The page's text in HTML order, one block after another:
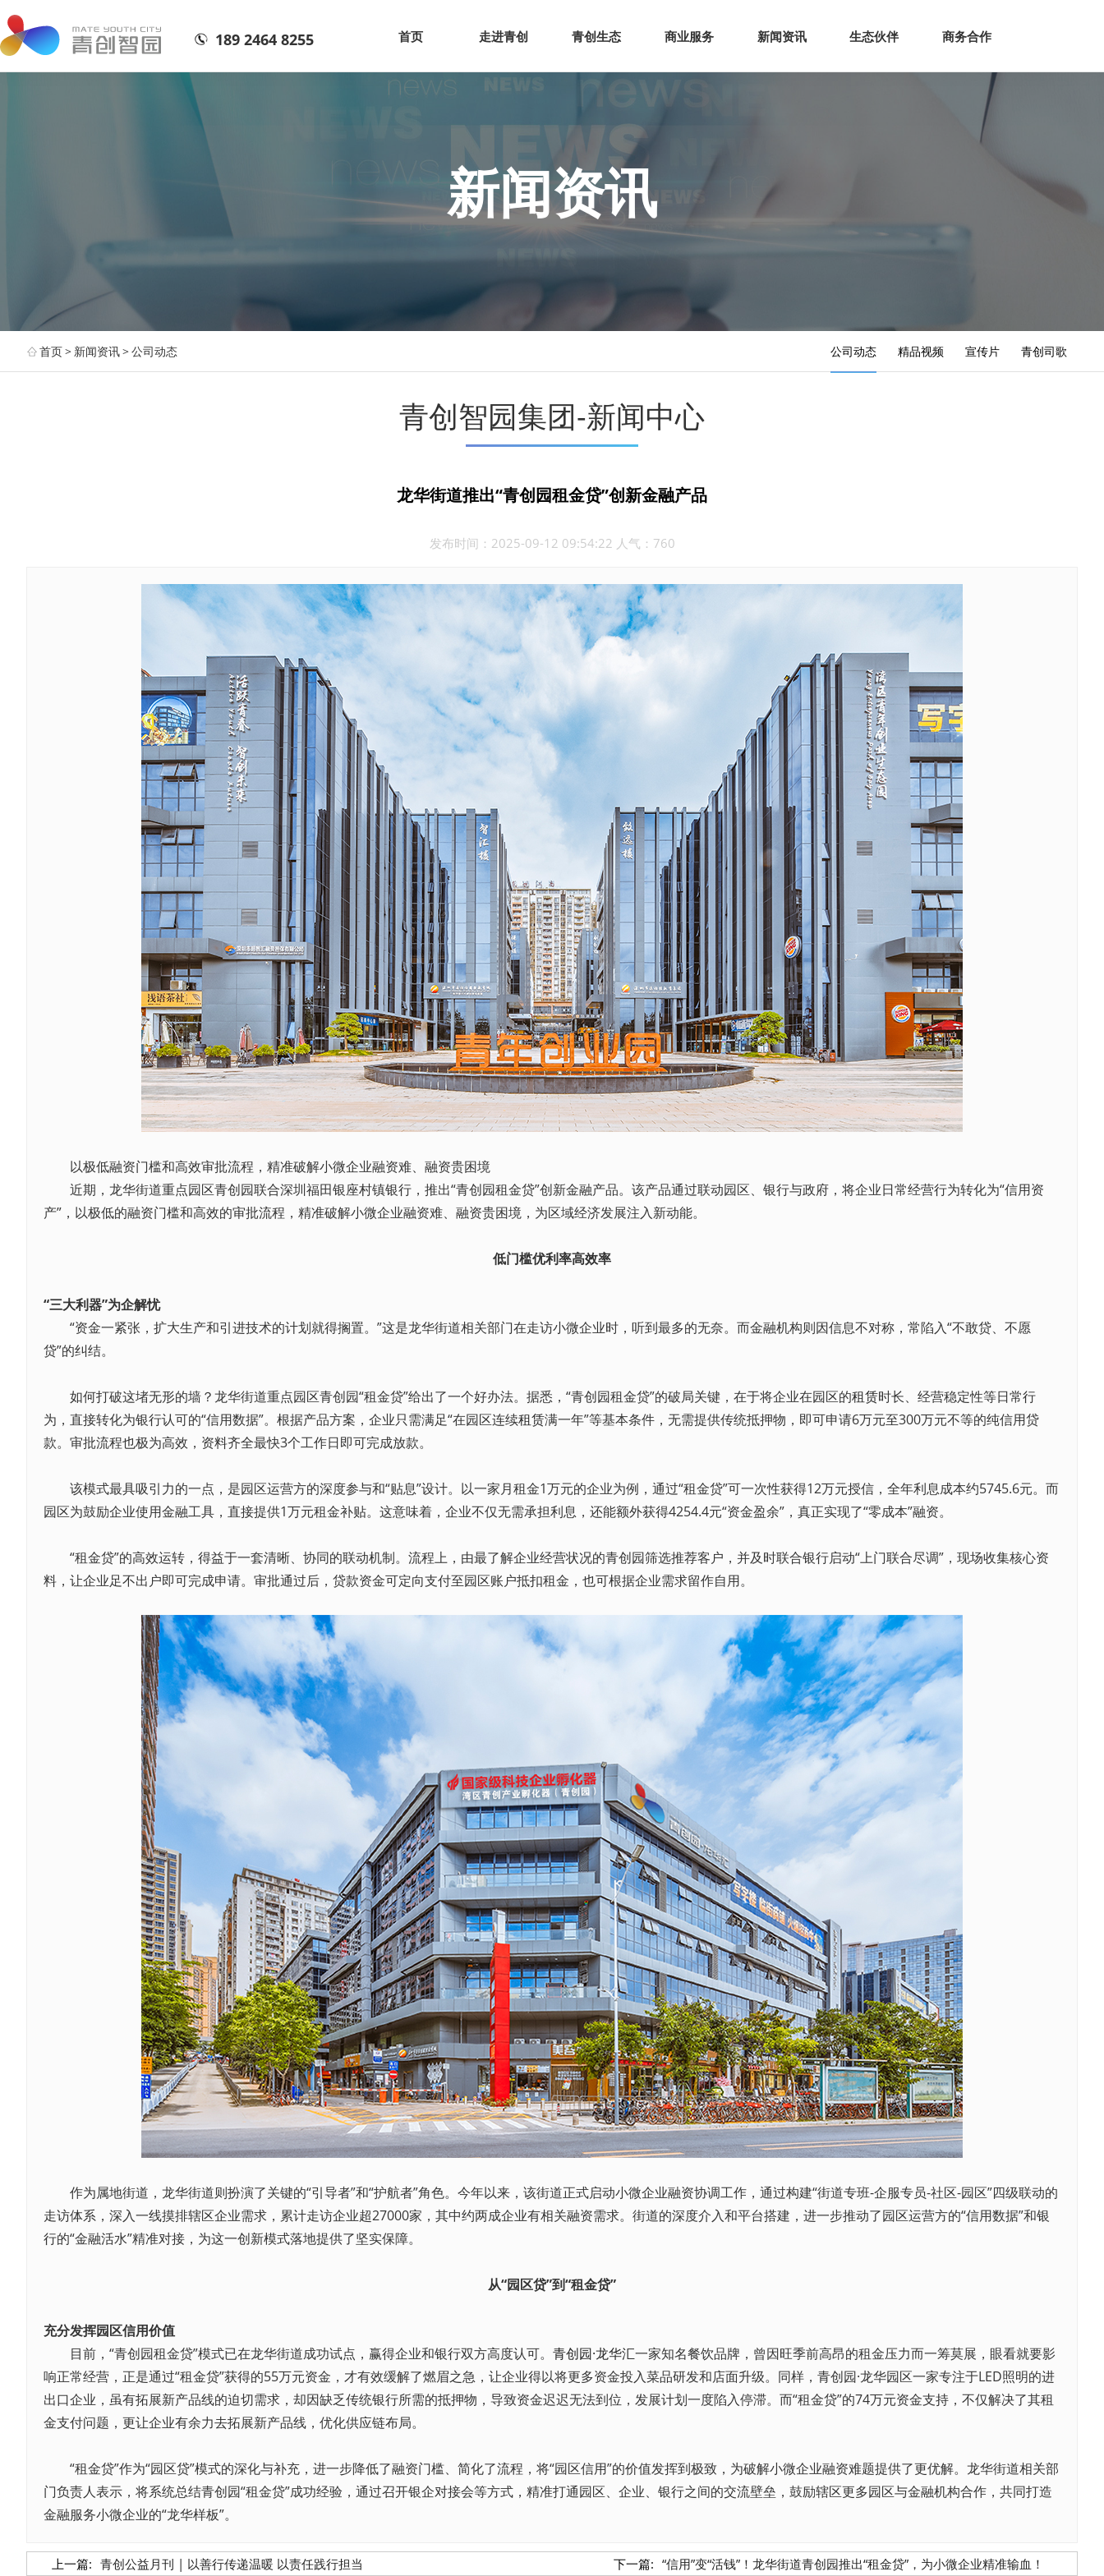
网站首页 走进青创 青创生态 商业服务 新闻资讯 生态伙伴
189 2464 8255 首页 走进青创 青创生态 商业服务 新闻资讯 生态伙伴 商务合作
新闻资讯
首页> 新闻资讯>公司动态 公司动态 精品视频 宣传片 青创司歌
青创智园集团-新闻中心
龙华街道推出“青创园租金贷”创新金融产品
发布时间：2025-09-12 09:54:22 人气：760
以极低融资门槛和高效审批流程，精准破解小微企业融资难、融资贵困境
近期，龙华街道重点园区青创园联合深圳福田银座村镇银行，推出“青创园租金贷”创新金融产品。该产品通过联动园区、银行与政府，将企业日常经营行为转化为“信用资
产”，以极低的融资门槛和高效的审批流程，精准破解小微企业融资难、融资贵困境，为区域经济发展注入新动能。
低门槛优利率高效率
“三大利器”为企解忧
“资金一紧张，扩大生产和引进技术的计划就得搁置。”这是龙华街道相关部门在走访小微企业时，听到最多的无奈。而金融机构则因信息不对称，常陷入“不敢贷、不愿
贷”的纠结。
如何打破这堵无形的墙？龙华街道重点园区青创园“租金贷”给出了一个好办法。据悉，“青创园租金贷”的破局关键，在于将企业在园区的租赁时长、经营稳定性等日常行
为，直接转化为银行认可的“信用数据”。根据产品方案，企业只需满足“在园区连续租赁满一年”等基本条件，无需提供传统抵押物，即可申请6万元至300万元不等的纯信用贷
款。审批流程也极为高效，资料齐全最快3个工作日即可完成放款。
该模式最具吸引力的一点，是园区运营方的深度参与和“贴息”设计。以一家月租金1万元的企业为例，通过“租金贷”可一次性获得12万元授信，全年利息成本约5745.6元。而
园区为鼓励企业使用金融工具，直接提供1万元租金补贴。这意味着，企业不仅无需承担利息，还能额外获得4254.4元“资金盈余”，真正实现了“零成本”融资。
“租金贷”的高效运转，得益于一套清晰、协同的联动机制。流程上，由最了解企业经营状况的青创园筛选推荐客户，并及时联合银行启动“上门联合尽调”，现场收集核心资
料，让企业足不出户即可完成申请。审批通过后，贷款资金可定向支付至园区账户抵扣租金，也可根据企业需求留作自用。
作为属地街道，龙华街道则扮演了关键的“引导者”和“护航者”角色。今年以来，该街道正式启动小微企业融资协调工作，通过构建“街道专班-企服专员-社区-园区”四级联动的
走访体系，深入一线摸排辖区企业需求，累计走访企业超27000家，其中约两成企业有相关融资需求。街道的深度介入和平台搭建，进一步推动了园区运营方的“信用数据”和银
行的“金融活水”精准对接，为这一创新模式落地提供了坚实保障。
从“园区贷”到“租金贷”
充分发挥园区信用价值
目前，“青创园租金贷”模式已在龙华街道成功试点，赢得企业和银行双方高度认可。 青创园·龙华汇一家知名餐饮品牌，曾因旺季前高昂的租金压力而一筹莫展，眼看就要影
响正常经营，正是通过“租金贷”获得的55万元资金，才有效缓解了燃眉之急，让企业得以将更多资金投入菜品研发和店面升级。同样，青创园·龙华园区一家专注于LED照明的进
出口企业，虽有拓展新产品线的迫切需求，却因缺乏传统银行所需的抵押物，导致资金迟迟无法到位，发展计划一度陷入停滞。而“租金贷”的74万元资金支持，不仅解决了其租
金支付问题，更让企业有余力去拓展新产品线，优化供应链布局。
“租金贷”作为“园区贷”模式的深化与补充，进一步降低了融资门槛、简化了流程，将“园区信用”的价值发挥到极致，为破解小微企业融资难题提供了更优解。龙华街道相关部
门负责人表示，将系统总结青创园“租金贷”成功经验，通过召开银企对接会等方式，精准打通园区、企业、银行之间的交流壁垒，鼓励辖区更多园区与金融机构合作，共同打造
金融服务小微企业的“龙华样板”。
上一篇: 青创公益月刊 | 以善行传递温暖 以责任践行担当 下一篇: “信用”变“活钱”！龙华街道青创园推出“租金贷”，为小微企业精准输血！